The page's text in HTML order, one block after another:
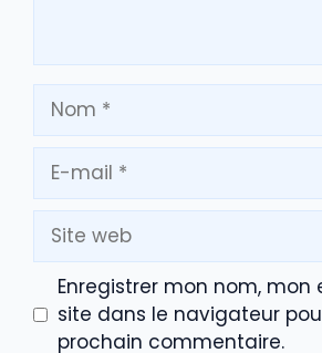
Nom
mail
Site
web
Enregistrer mon nom,
site dans le navigateur
prochain commentaire.